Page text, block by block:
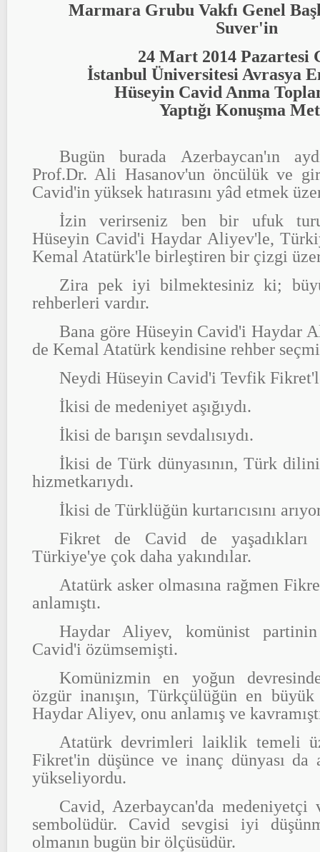
Marmara Grubu Vakfı Genel
Suver'in
24 Mart 2014 Pazartesi
İstanbul Üniversitesi Avrasya
Hüseyin Cavid Anma
Yaptığı Konuşma
Bugün burada Azerbaycan'ın
Prof.Dr. Ali Hasanov'un öncülük ve
Cavid'in yüksek hatırasını yâd etmek
İzin verirseniz ben bir ufuk
Hüseyin Cavid'i Haydar Aliyev'le,
Kemal Atatürk'le birleştiren bir çizgi
Zira pek iyi bilmektesiniz ki;
rehberleri vardır.
Bana göre Hüseyin Cavid'i Haydar
de Kemal Atatürk kendisine rehber
Neydi Hüseyin Cavid'i Tevfik
İkisi de medeniyet aşığıydı.
İkisi de barışın sevdalısıydı.
İkisi de Türk dünyasının, Türk
hizmetkarıydı.
İkisi de Türklüğün kurtarıcısını
Fikret de Cavid de yaşadıkları
Türkiye'ye çok daha yakındılar.
Atatürk asker olmasına rağmen
anlamıştı.
Haydar Aliyev, komünist partinin
Cavid'i özümsemişti.
Komünizmin en yoğun
özgür inanışın, Türkçülüğün en
Haydar Aliyev, onu anlamış ve
Atatürk devrimleri laiklik temeli
Fikret'in düşünce ve inanç dünyası da
yükseliyordu.
Cavid, Azerbaycan'da medeniyetçi
sembolüdür. Cavid sevgisi iyi
olmanın bugün bir ölçüsüdür.